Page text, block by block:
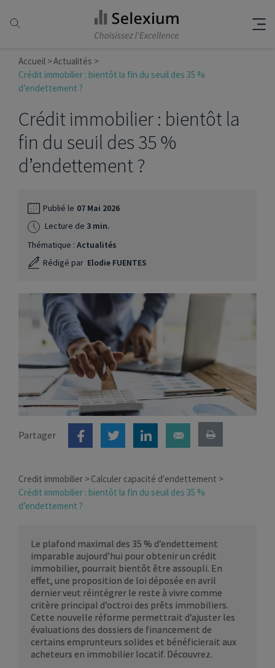
Accueil
Actualités
Crédit immobilier : bientôt la fin du seuil des 35 %
d’endettement ?
Crédit immobilier : bientôt la
fin du seuil des 35 %
d’endettement ?
Publié le 07 Mai 2026
Lecture de 3 min.
Thématique : Actualités
Rédigé par Elodie FUENTES
Partager
Credit immobilier
Calculer capacité d'endettement
Crédit immobilier : bientôt la fin du seuil des 35 %
d’endettement ?
Le plafond maximal des 35 % d’endettement
imparable aujourd’hui pour obtenir un crédit
immobilier, pourrait bientôt être assoupli. En
effet, une proposition de loi déposée en avril
dernier veut réintégrer le reste à vivre comme
critère principal d’octroi des prêts immobiliers.
Cette nouvelle réforme permettrait d’ajuster les
évaluations des dossiers de financement de
certains emprunteurs solides et bénéficierait aux
acheteurs en immobilier locatif. Découvrez.